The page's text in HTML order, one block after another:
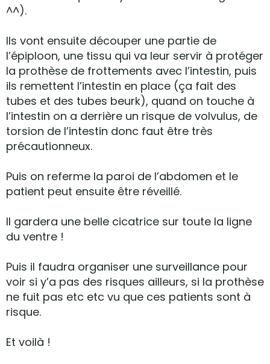
^^).
Ils vont ensuite découper une partie de
l’épiploon, une tissu qui va leur servir à protéger
la prothèse de frottements avec l’intestin, puis
ils remettent l’intestin en place (ça fait des
tubes et des tubes beurk), quand on touche à
l’intestin on a derrière un risque de volvulus, de
torsion de l’intestin donc faut être très
précautionneux.
Puis on referme la paroi de l’abdomen et le
patient peut ensuite être réveillé.
Il gardera une belle cicatrice sur toute la ligne
du ventre !
Puis il faudra organiser une surveillance pour
voir si y’a pas des risques ailleurs, si la prothèse
ne fuit pas etc etc vu que ces patients sont à
risque.
Et voilà !